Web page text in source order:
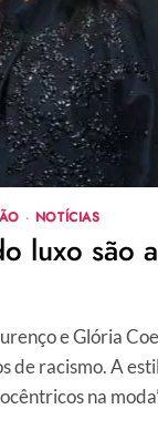
· NOTÍCIAS
luxo são
e Glória
de racismo. A
na